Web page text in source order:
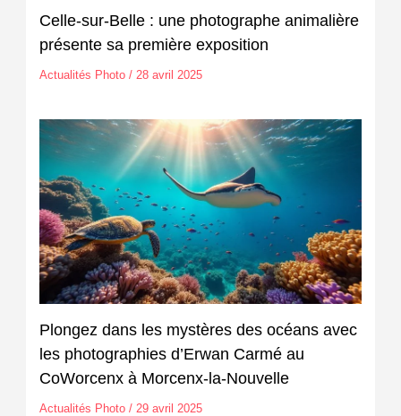
Celle-sur-Belle : une photographe animalière
présente sa première exposition
Actualités Photo/ 28 avril 2025
Plongez dans les mystères des océans avec
les photographies d’Erwan Carmé au
CoWorcenx à Morcenx-la-Nouvelle
Actualités Photo/ 29 avril 2025